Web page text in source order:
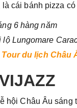
là cái bánh pizza
6 hàng năm
lộ Lungomare
Tour du lịch Châu
hội Châu Âu